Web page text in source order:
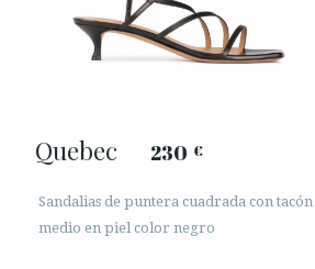
Quebec 230 €
Sandalias de puntera cuadrada con tacón
medio en piel color negro